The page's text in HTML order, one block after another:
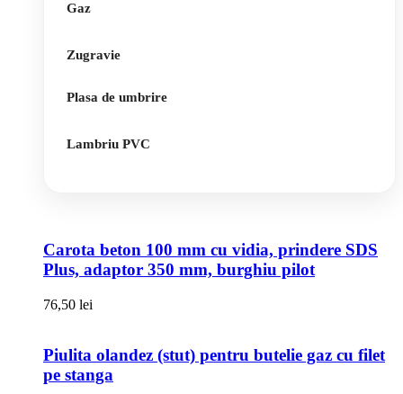
Gaz
Zugravie
Plasa de umbrire
Lambriu PVC
Carota beton 100 mm cu vidia, prindere SDS
Plus, adaptor 350 mm, burghiu pilot
76,50 lei
Piulita olandez (stut) pentru butelie gaz cu filet
pe stanga